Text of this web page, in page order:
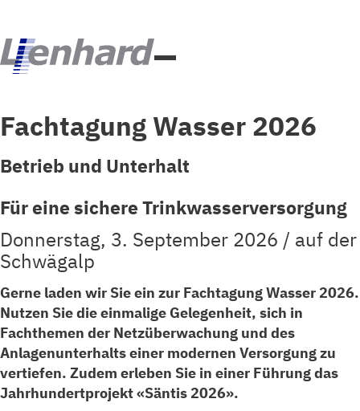
Fachtagung Wasser 2026
Betrieb und Unterhalt
Für eine sichere Trinkwasserversorgung
Donnerstag, 3. September 2026 / auf der
Schwägalp
Gerne laden wir Sie ein zur Fachtagung Wasser 2026.
Nutzen Sie die einmalige Gelegenheit, sich in
Fachthemen der Netzüberwachung und des
Anlagenunterhalts einer modernen Versorgung zu
vertiefen. Zudem erleben Sie in einer Führung das
Jahrhundertprojekt «Säntis 2026».